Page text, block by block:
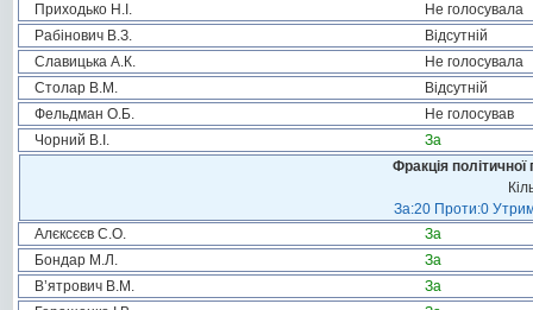
Приходько Н.І.
Не голосувала
Рабінович В.З.
Відсутній
Славицька А.К.
Не голосувала
Столар В.М.
Відсутній
Фельдман О.Б.
Не голосував
Чорний В.І.
За
Фракція
За:20 Проти:0
Алєксєєв С.О.
За
Бондар М.Л.
За
В’ятрович В.М.
За